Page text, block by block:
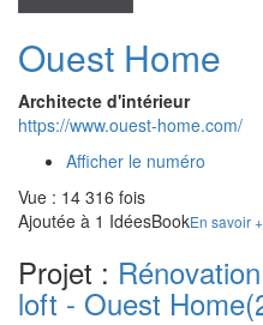
Ouest Home
Architecte d'intérieur
https://www.ouest-home.com/
Afficher le numéro
Vue : 14 316 fois
Ajoutée à 1 IdéesBookEn savoir
Projet :
loft - Ouest Home